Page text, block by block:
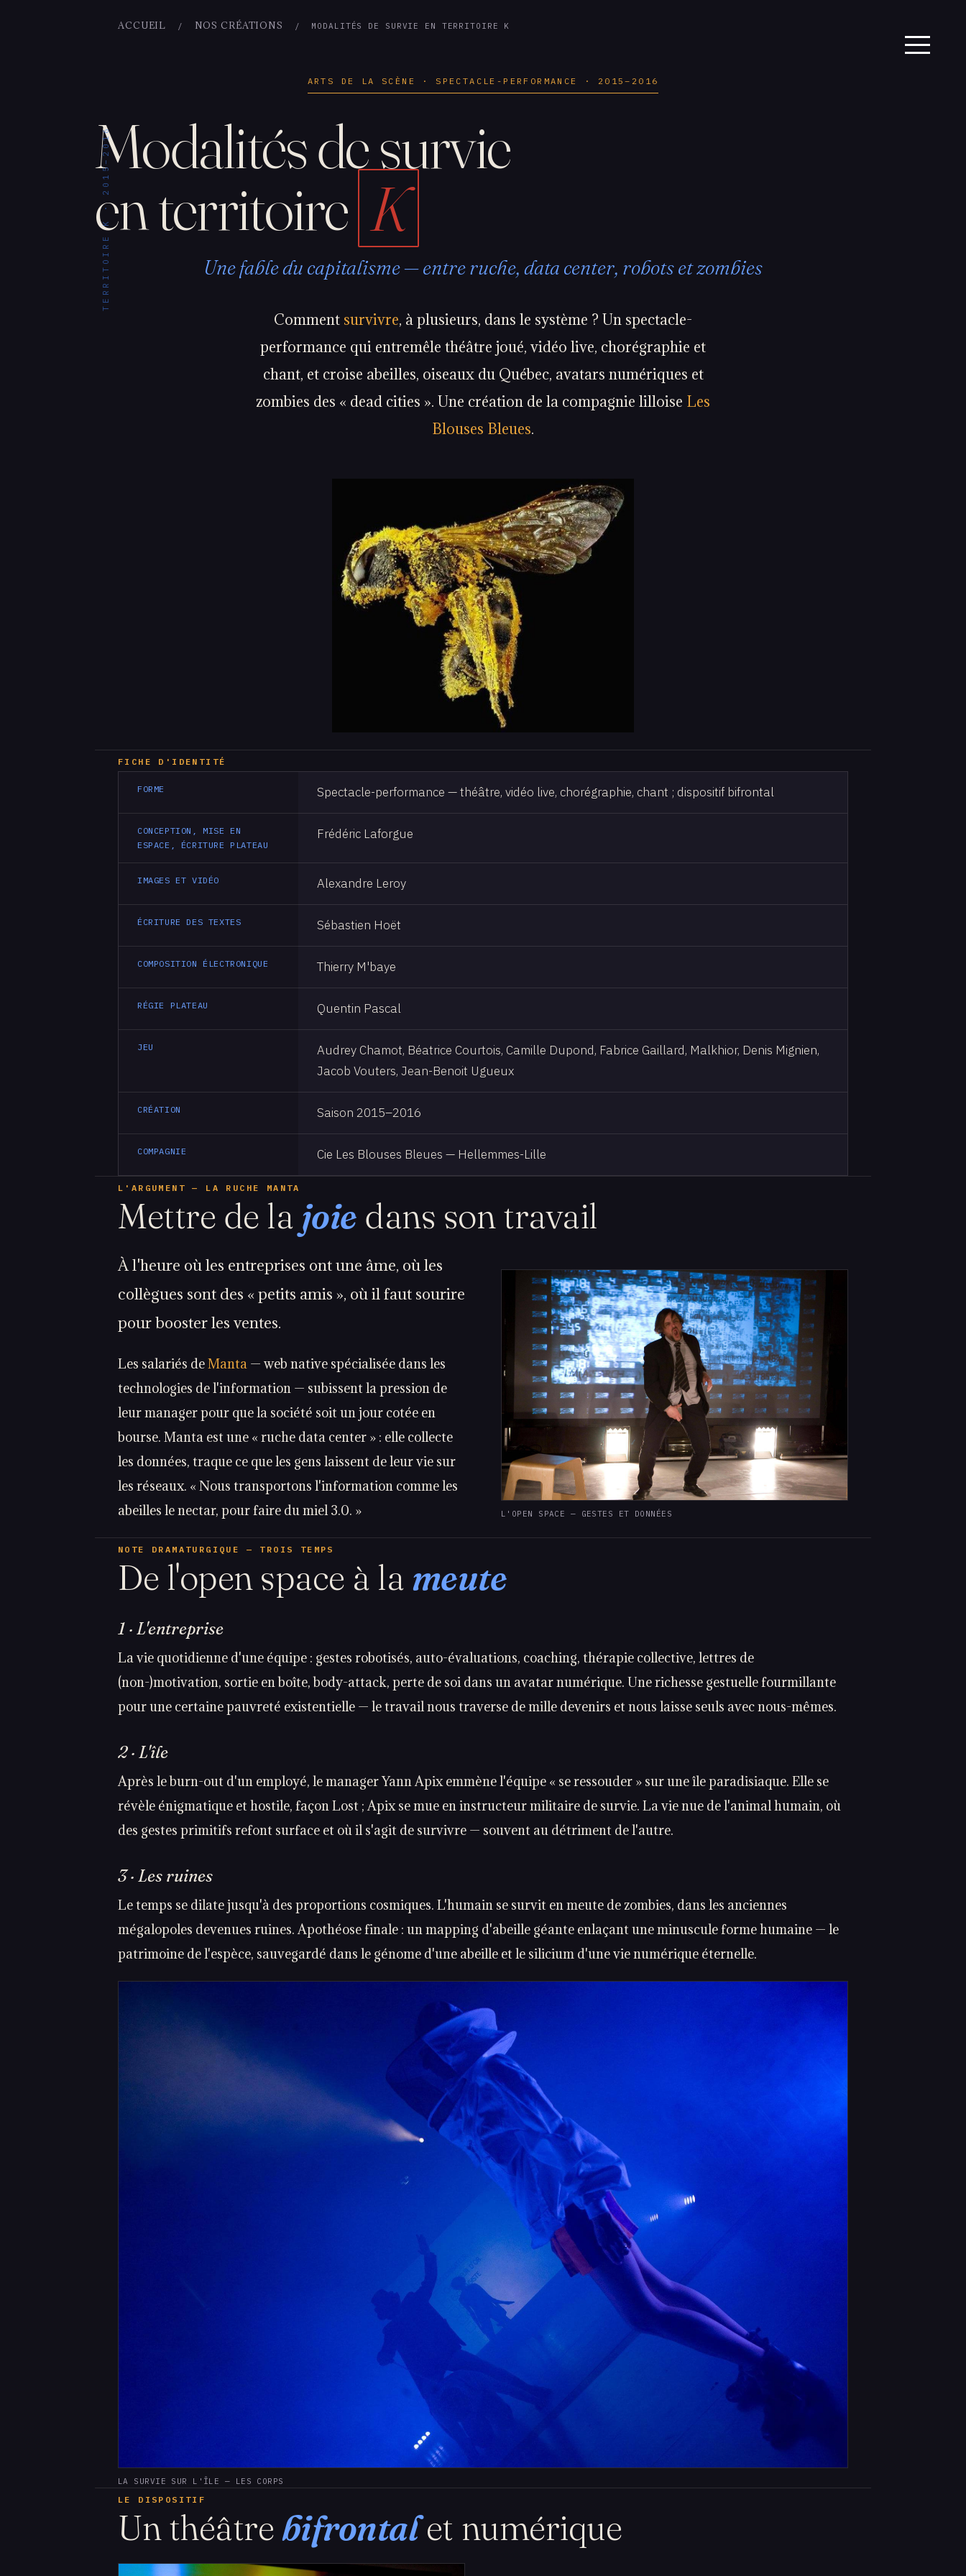
ACCUEIL / NOS CRÉATIONS / MODALITÉS DE SURVIE EN TERRITOIRE K
TERRITOIRE K · 2015–2016
ARTS DE LA SCÈNE · SPECTACLE-PERFORMANCE · 2015–2016
Modalités de survie
en territoire K
Une fable du capitalisme — entre ruche, data center, robots et zombies
Comment survivre, à plusieurs, dans le système ? Un spectacle-
performance qui entremêle théâtre joué, vidéo live, chorégraphie et
chant, et croise abeilles, oiseaux du Québec, avatars numériques et
zombies des « dead cities ». Une création de la compagnie lilloise Les
Blouses Bleues.
FICHE D'IDENTITÉ
FORME Spectacle-performance — théâtre, vidéo live, chorégraphie, chant ; dispositif bifrontal
CONCEPTION, MISE EN
ESPACE, ÉCRITURE PLATEAU
Frédéric Laforgue
IMAGES ET VIDÉO Alexandre Leroy
ÉCRITURE DES TEXTES Sébastien Hoët
COMPOSITION ÉLECTRONIQUE Thierry M'baye
RÉGIE PLATEAU Quentin Pascal
JEU
Audrey Chamot, Béatrice Courtois, Camille Dupond, Fabrice Gaillard, Malkhior, Denis Mignien,
Jacob Vouters, Jean-Benoit Ugueux
CRÉATION Saison 2015–2016
COMPAGNIE Cie Les Blouses Bleues — Hellemmes-Lille
L'ARGUMENT — LA RUCHE MANTA
Mettre de la joie dans son travail
À l'heure où les entreprises ont une âme, où les
collègues sont des « petits amis », où il faut sourire
pour booster les ventes.
Les salariés deManta — web native spécialisée dans les
technologies de l'information — subissent la pression de
leur manager pour que la société soit un jour cotée en
bourse. Manta est une « ruche data center » : elle collecte
les données, traque ce que les gens laissent de leur vie sur
les réseaux. « Nous transportons l'information comme les
abeilles le nectar, pour faire du miel 3.0. »
L'OPEN SPACE — GESTES ET DONNÉES
NOTE DRAMATURGIQUE — TROIS TEMPS
De l'open space à la meute
1 · L'entreprise
La vie quotidienne d'une équipe : gestes robotisés, auto-évaluations, coaching, thérapie collective, lettres de
(non-)motivation, sortie en boîte, body-attack, perte de soi dans un avatar numérique. Une richesse gestuelle fourmillante
pour une certaine pauvreté existentielle — le travail nous traverse de mille devenirs et nous laisse seuls avec nous-mêmes.
2 · L'île
Après le burn-out d'un employé, le manager Yann Apix emmène l'équipe « se ressouder » sur une île paradisiaque. Elle se
révèle énigmatique et hostile, façonLost ; Apix se mue en instructeur militaire de survie. La vie nue de l'animal humain, où
des gestes primitifs refont surface et où il s'agit de survivre — souvent au détriment de l'autre.
3 · Les ruines
Le temps se dilate jusqu'à des proportions cosmiques. L'humain se survit en meute de zombies, dans les anciennes
mégalopoles devenues ruines. Apothéose finale : un mapping d'abeille géante enlaçant une minuscule forme humaine — le
patrimoine de l'espèce, sauvegardé dans le génome d'une abeille et le silicium d'une vie numérique éternelle.
LA SURVIE SUR L'ÎLE — LES CORPS
LE DISPOSITIF
Un théâtrebifrontalet numérique